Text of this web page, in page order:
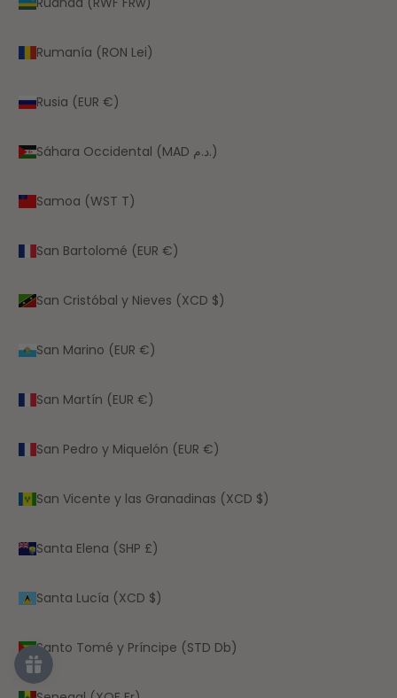
Rumanía (RON Lei)
Rusia (EUR €)
Sáhara Occidental (MAD د.م.)
Samoa (WST T)
San Bartolomé (EUR €)
San Cristóbal y Nieves (XCD $)
San Marino (EUR €)
San Martín (EUR €)
San Pedro y Miquelón (EUR €)
San Vicente y las Granadinas (XCD $)
Santa Elena (SHP £)
Santa Lucía (XCD $)
Santo Tomé y Príncipe (STD Db)